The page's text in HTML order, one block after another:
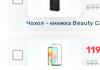
699
Чохол - книжка Beauty
149